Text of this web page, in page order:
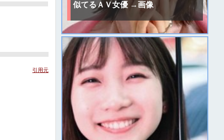
引用元
似てるＡＶ女優 →画像